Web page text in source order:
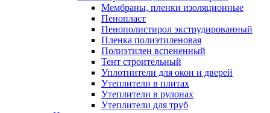
Мембраны, пленки изоляционные
Пенопласт
Пенополистирол экструдированный
Пленка полиэтиленовая
Полиэтилен вспененный
Тент строительный
Уплотнители для окон и дверей
Утеплители в плитах
Утеплители в рулонах
Утеплители для труб